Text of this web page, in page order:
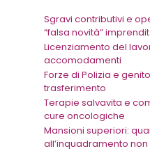
Sgravi contributivi e
“falsa novità”
Licenziamento del
accomodamenti
Forze di Polizia e
trasferimento
Terapie salvavita e
cure oncologiche
Mansioni superiori:
all’inquadramento